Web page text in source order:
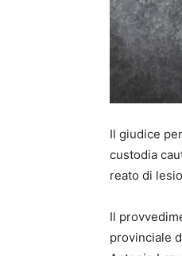
Il giudice
custodia
reato di
Il
provinciale